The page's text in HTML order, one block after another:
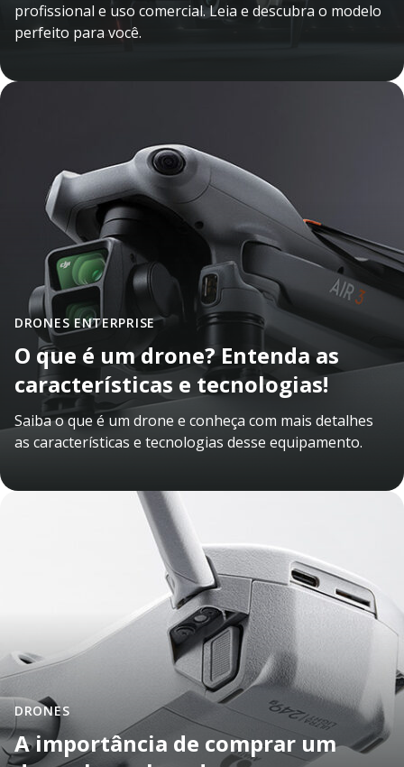
profissional e uso comercial. Leia e descubra o modelo
perfeito para você.
DRONES ENTERPRISE
O que é um drone? Entenda as
características e tecnologias!
Saiba o que é um drone e conheça com mais detalhes
as características e tecnologias desse equipamento.
DRONES
A importância de comprar um